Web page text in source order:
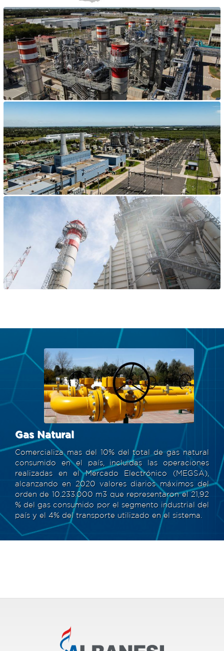
Gas Natural
Comercializa mas del 10% del total de gas natural
consumido en el país, incluidas las operaciones
realizadas en el Mercado Electrónico (MEGSA),
alcanzando en 2020 valores diarios máximos del
orden de 10.233.000 m3 que representaron el 21,92
% del gas consumido por el segmento industrial del
país y el 4% del transporte utilizado en el sistema.